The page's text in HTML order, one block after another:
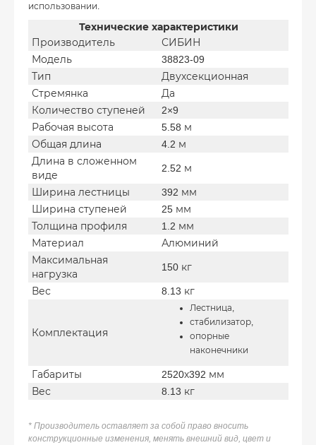
использовании.
Технические характеристики
Производитель
СИБИН
Модель
38823-09
Тип
Двухсекционная
Стремянка
Да
Количество ступеней
2×9
Рабочая высота
5.58 м
Общая длина
4.2 м
Длина в сложенном
виде
2.52 м
Ширина лестницы
392 мм
Ширина ступеней
25 мм
Толщина профиля
1.2 мм
Материал
Алюминий
Максимальная
нагрузка
150 кг
Вес 8.13 кг
Комплектация
Лестница,
стабилизатор,
опорные
наконечники
Габариты
2520х392 мм
Вес
8.13 кг
* Производитель оставляет за собой право вносить
конструкционные изменения, менять внешний вид, цвет и